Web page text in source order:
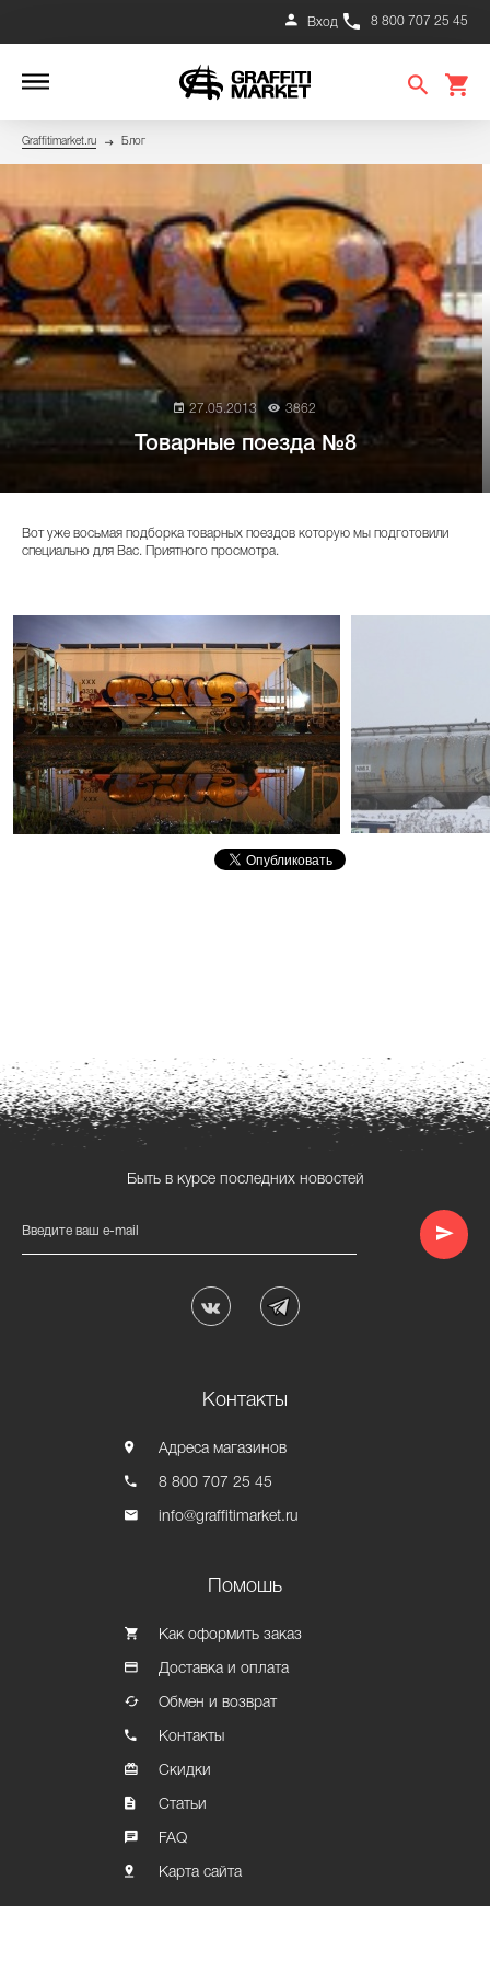
8 800 707 25 45
Вход
Graffitimarket.ru Блог
27.05.2013 3862
Товарные поезда №8
Вот уже восьмая подборка товарных поездов которую мы подготовили
специально для Вас. Приятного просмотра.
Быть в курсе последних новостей
Введите ваш e-mail
Контакты
Адреса магазинов
8 800 707 25 45
info@graffitimarket.ru
Помошь
Как оформить заказ
Доставка и оплата
Обмен и возврат
Контакты
Скидки
Статьи
FAQ
Карта сайта